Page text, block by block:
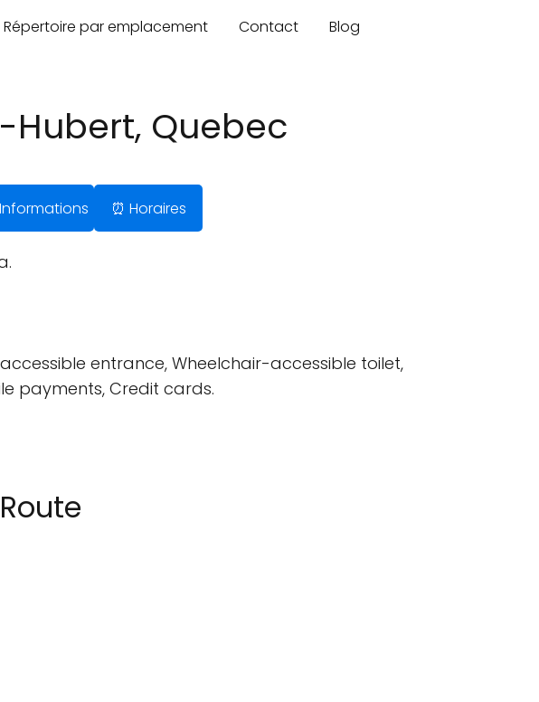
Répertoire par emplacement Contact Blog
Hubert, Quebec
Informations ⏰ Horaires
entrance, Wheelchair-accessible toilet,
payments, Credit cards.